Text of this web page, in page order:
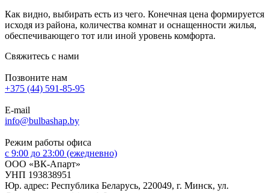
Как видно, выбирать есть из чего. Конечная цена формируется
исходя из района, количества комнат и оснащенности жилья,
обеспечивающего тот или иной уровень комфорта.
Свяжитесь с нами
Позвоните нам
+375 (44) 591-85-95
E-mail
info@bulbashap.by
Режим работы офиса
с 9:00 до 23:00 (ежедневно)
ООО «ВК-Апарт»
УНП 193838951
Юр. адрес: Республика Беларусь, 220049, г. Минск, ул.